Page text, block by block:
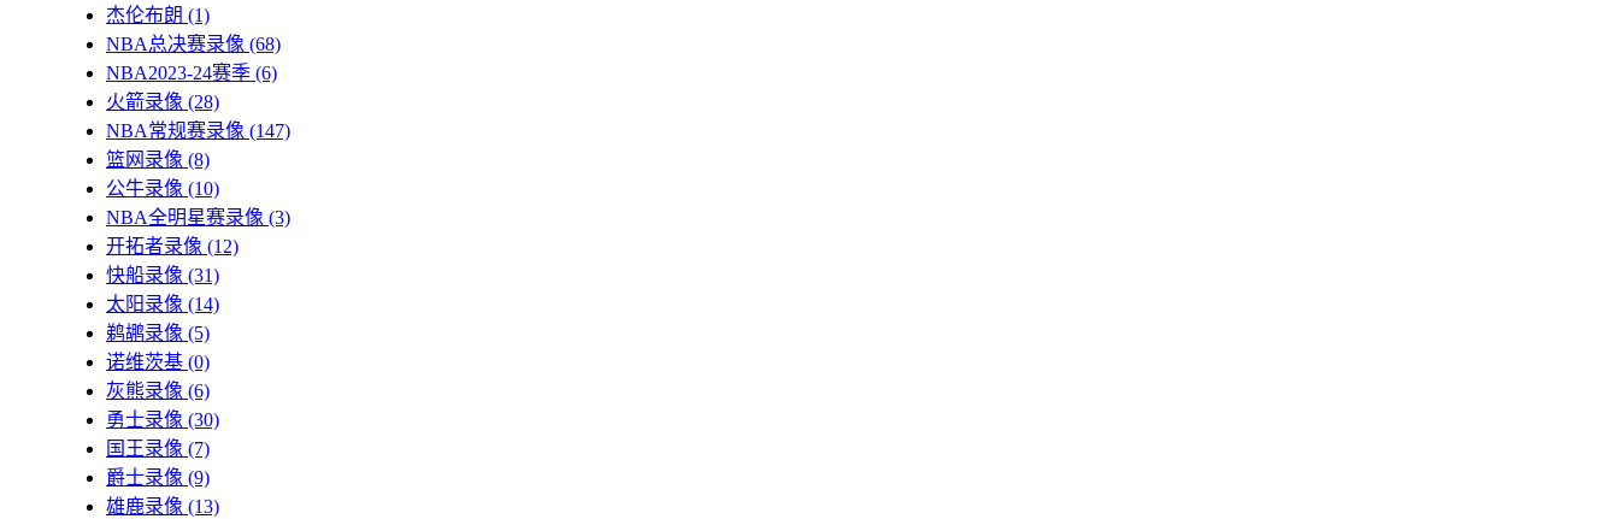
杰伦布朗 (1)
NBA总决赛录像 (68)
NBA2023-24赛季 (6)
火箭录像 (28)
NBA常规赛录像 (147)
篮网录像 (8)
公牛录像 (10)
NBA全明星赛录像 (3)
开拓者录像 (12)
快船录像 (31)
太阳录像 (14)
鹈鹕录像 (5)
诺维茨基 (0)
灰熊录像 (6)
勇士录像 (30)
国王录像 (7)
爵士录像 (9)
雄鹿录像 (13)